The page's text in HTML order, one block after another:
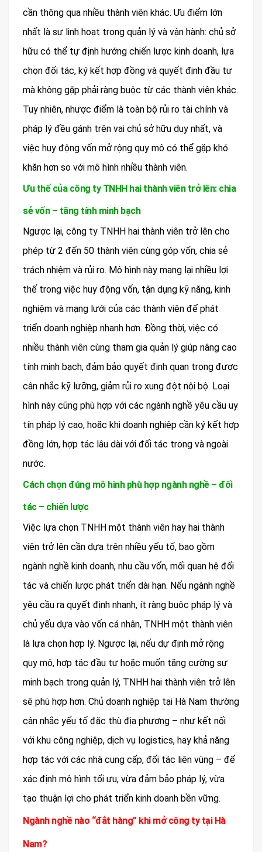
cần thông qua nhiều thành viên khác. Ưu điểm lớn
nhất là sự linh hoạt trong quản lý và vận hành: chủ sở
hữu có thể tự định hướng chiến lược kinh doanh, lựa
chọn đối tác, ký kết hợp đồng và quyết định đầu tư
mà không gặp phải ràng buộc từ các thành viên khác.
Tuy nhiên, nhược điểm là toàn bộ rủi ro tài chính và
pháp lý đều gánh trên vai chủ sở hữu duy nhất, và
việc huy động vốn mở rộng quy mô có thể gặp khó
khăn hơn so với mô hình nhiều thành viên.
Ưu thế của công ty TNHH hai thành viên trở lên: chia
sẻ vốn – tăng tính minh bạch
Ngược lại, công ty TNHH hai thành viên trở lên cho
phép từ 2 đến 50 thành viên cùng góp vốn, chia sẻ
trách nhiệm và rủi ro. Mô hình này mang lại nhiều lợi
thế trong việc huy động vốn, tận dụng kỹ năng, kinh
nghiệm và mạng lưới của các thành viên để phát
triển doanh nghiệp nhanh hơn. Đồng thời, việc có
nhiều thành viên cùng tham gia quản lý giúp nâng cao
tính minh bạch, đảm bảo quyết định quan trọng được
cân nhắc kỹ lưỡng, giảm rủi ro xung đột nội bộ. Loại
hình này cũng phù hợp với các ngành nghề yêu cầu uy
tín pháp lý cao, hoặc khi doanh nghiệp cần ký kết hợp
đồng lớn, hợp tác lâu dài với đối tác trong và ngoài
nước.
Cách chọn đúng mô hình phù hợp ngành nghề – đối
tác – chiến lược
Việc lựa chọn TNHH một thành viên hay hai thành
viên trở lên cần dựa trên nhiều yếu tố, bao gồm
ngành nghề kinh doanh, nhu cầu vốn, mối quan hệ đối
tác và chiến lược phát triển dài hạn. Nếu ngành nghề
yêu cầu ra quyết định nhanh, ít ràng buộc pháp lý và
chủ yếu dựa vào vốn cá nhân, TNHH một thành viên
là lựa chọn hợp lý. Ngược lại, nếu dự định mở rộng
quy mô, hợp tác đầu tư hoặc muốn tăng cường sự
minh bạch trong quản lý, TNHH hai thành viên trở lên
sẽ phù hợp hơn. Chủ doanh nghiệp tại Hà Nam thường
cân nhắc yếu tố đặc thù địa phương – như kết nối
với khu công nghiệp, dịch vụ logistics, hay khả năng
hợp tác với các nhà cung cấp, đối tác liên vùng – để
xác định mô hình tối ưu, vừa đảm bảo pháp lý, vừa
tạo thuận lợi cho phát triển kinh doanh bền vững.
Ngành nghề nào “đắt hàng” khi mở công ty tại Hà
Nam?